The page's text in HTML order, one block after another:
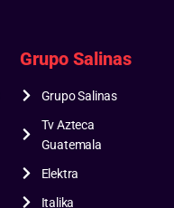
Grupo Salinas
Grupo Salinas
Tv Azteca
Guatemala
Elektra
Italika